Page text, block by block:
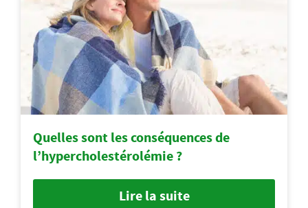
Quelles sont les conséquences de
l’hypercholestérolémie ?
Lire la suite